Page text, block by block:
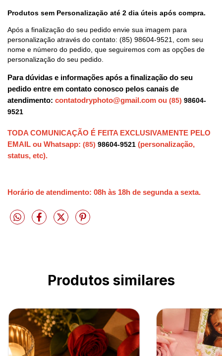
Produtos sem Personalização até 2 dia úteis após compra.
Após a finalização do seu pedido envie sua imagem para
personalização através do contato: (85) 98604-9521
, com seu
nome e número do pedido, que seguiremos com as opções de
personalização do seu pedido.
Para dúvidas e informações após a finalização do seu
pedido entre em contato conosco pelos canais de
atendimento: contatodryphoto@gmail.com ou (85) 98604-
9521
TODA COMUNICAÇÃO É FEITA EXCLUSIVAMENTE PELO
EMAIL ou Whatsapp: (85) 98604-9521 (personalização,
status, etc).
Horário de atendimento: 08h às 18h de segunda a sexta.
Produtos similares